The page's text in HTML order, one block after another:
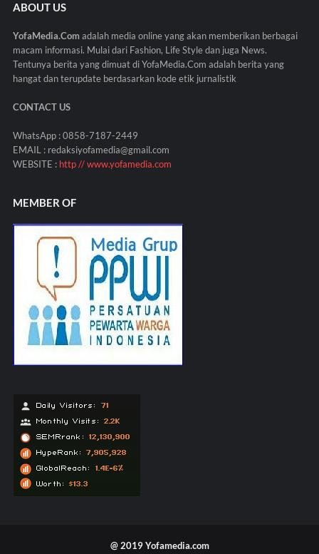
ABOUT US
YofaMedia.Comadalah media online yang akan memberikan berbagai
macam informasi. Mulai dari Fashion, Life Style dan juga News.
Tentunya berita yang dimuat di YofaMedia.Com adalah berita yang
hangat dan terupdate berdasarkan kode etik jurnalistik
CONTACT US
WhatsApp : 0858-7187-2449
EMAIL : redaksiyofamedia@gmail.com
WEBSITE : http // www.yofamedia.com
MEMBER OF
@ 2019 Yofamedia.com